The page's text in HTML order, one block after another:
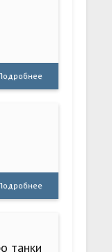
танки